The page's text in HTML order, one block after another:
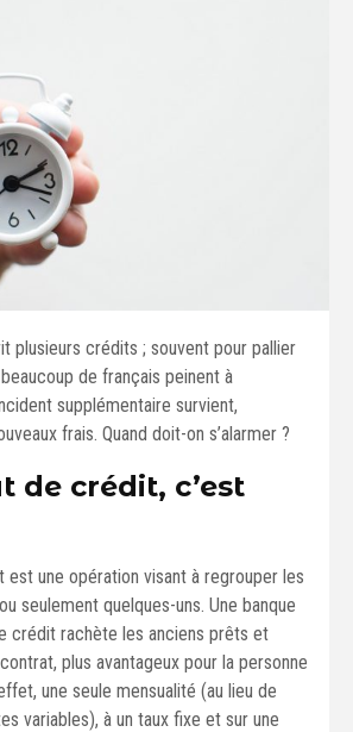
plusieurs crédits ; souvent pour pallier
de français peinent à
supplémentaire survient,
frais. Quand doit-on s’alarmer ?
de crédit, c’est
est une opération visant à regrouper les
seulement quelques-uns. Une banque
crédit rachète les anciens prêts et
plus avantageux pour la personne
une seule mensualité (au lieu de
variables), à un taux fixe et sur une